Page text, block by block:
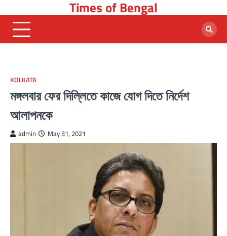
to
content
Times of Bengal
KOLKATA
মঙ্গলবার ফের দিল্লিতে কাজে যোগ দিতে নির্দেশ
আলাপনকে
admin May 31, 2021